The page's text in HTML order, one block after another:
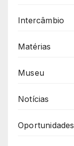
Intercâmbio
Matérias
Museu
Notícias
Oportunidades